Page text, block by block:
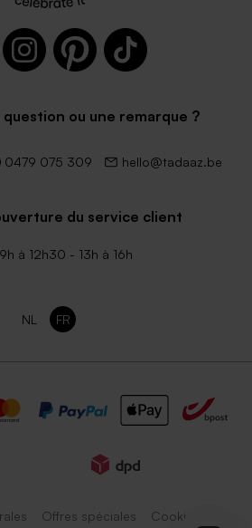
Enveloppe vert menthe (14 x
nuit
question ou une remarque ?
0479 075 309 hello@tadaaz.be
du service client
à 12h30 - 13h à 16h
NL FR
Offres spéciales Cookies